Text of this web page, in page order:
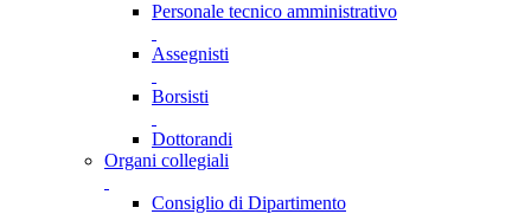
Personale tecnico amministrativo
Assegnisti
Borsisti
Dottorandi
Organi collegiali
Consiglio di Dipartimento